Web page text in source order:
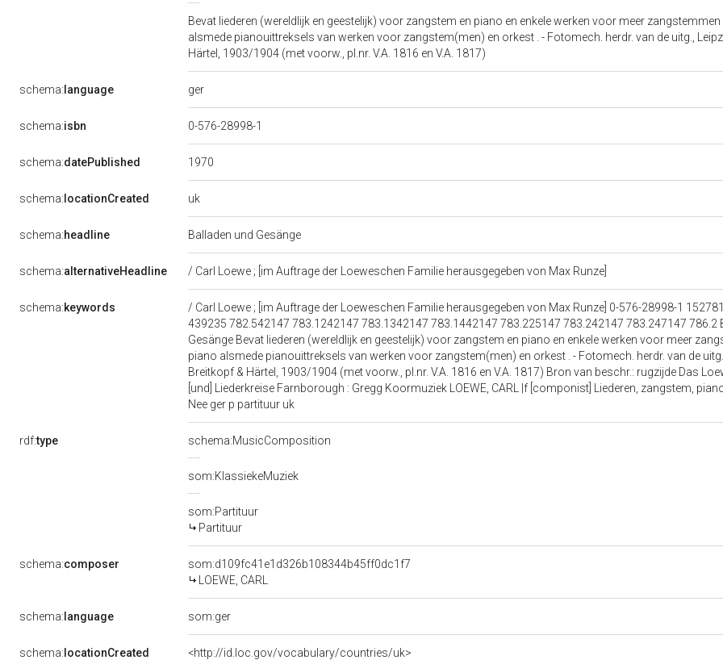
Bevat liederen (wereldlijk en geestelijk) voor zangstem en piano en enkele werken voor meer
alsmede pianouittreksels van werken voor zangstem(men) en orkest . - Fotomech. herdr. van de uitg.,
Härtel, 1903/1904 (met voorw., pl.nr. V.A. 1816 en V.A. 1817)
schema: language ger
schema:isbn 0-576-28998-1
schema:datePublished 1970
schema: locationCreated uk
schema:headline Balladen und Gesänge
schema:alternativeHeadline / Carl Loewe ; [im Auftrage der Loeweschen Familie herausgegeben von Max Runze]
schema:keywords
/ Carl Loewe ; [im Auftrage der Loeweschen Familie herausgegeben von Max Runze] 0-576-28998-1
439235 782.542147 783.1242147 783.1342147 783.1442147 783.225147 783.242147 783.247147 786.2
Gesänge Bevat liederen (wereldlijk en geestelijk) voor zangstem en piano en enkele werken voor meer
piano alsmede pianouittreksels van werken voor zangstem(men) en orkest . - Fotomech. herdr. van de
Breitkopf & Härtel, 1903/1904 (met voorw., pl.nr. V.A. 1816 en V.A. 1817) Bron van beschr.: rugzijde Das
[und] Liederkreise Farnborough : Gregg Koormuziek LOEWE, CARL |f [componist] Liederen, zangstem,
Nee ger p partituur uk
rdf:type schema:MusicComposition
som:KlassiekeMuziek
som:Partituur
Partituur
schema:composer
som:d109fc41e1d326b108344b45ff0dc1f7
LOEWE, CARL
schema: language som:ger
schema: locationCreated <http://id.loc.gov/vocabulary/countries/uk>